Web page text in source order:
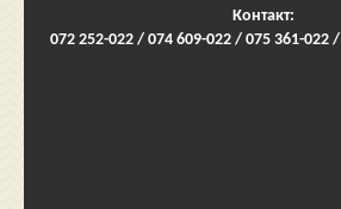
Контакт:
072 252-022 / 074 609-022 / 075 361-022 /